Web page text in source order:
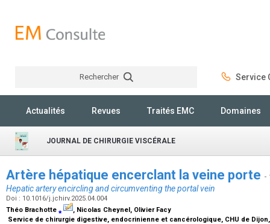
Rechercher Service
Actualités Revues Traités EMC Domaines
JOURNAL DE CHIRURGIE VISCÉRALE
Artère hépatique encerclant la veine porte -
Hepatic artery encircling and circumventing the portal vein
Doi : 10.1016/j.jchirv.2025.04.004
Théo Brachotte ⁎
, Nicolas Cheynel, Olivier Facy
Service de chirurgie digestive, endocrinienne et cancérologique, CHU de Dijon,